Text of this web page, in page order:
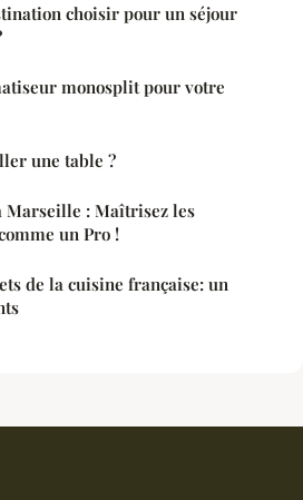
choisir pour un séjour
monosplit pour votre
une table ?
Marseille : Maîtrisez les
un Pro !
de la cuisine française: un